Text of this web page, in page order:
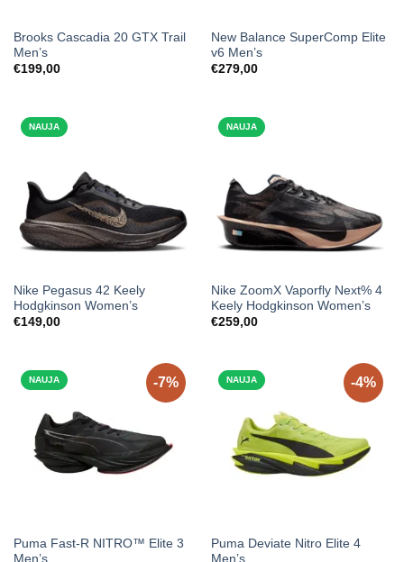
Brooks Cascadia 20 GTX Trail
Men’s
€199,00
New Balance SuperComp Elite
v6 Men’s
€279,00
NAUJA
Nike Pegasus 42 Keely
Hodgkinson Women’s
€149,00
NAUJA
Nike ZoomX Vaporfly Next% 4
Keely Hodgkinson Women’s
€259,00
-7%
NAUJA
Puma Fast-R NITRO™ Elite 3
Men’s
-4%
NAUJA
Puma Deviate Nitro Elite 4
Men’s